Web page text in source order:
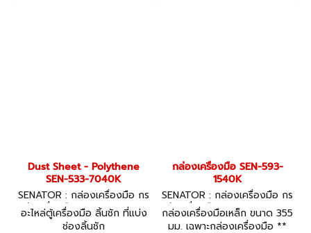
Dust Sheet - Polythene
SEN-533-7040K
SENATOR : กล่องเครื่องมือ กร
ะเป๋าเครื่องมือ SEN-533-7040
K
อะไหล่ตู้เครื่องมือ ลิ้นชัก ที่แบ่ง
ช่องลิ้นชัก
กล่องเครื่องมือ SEN-593-
1540K
SENATOR : กล่องเครื่องมือ กร
ะเป๋าเครื่องมือ SEN-593-1540K
กล่องเครื่องมือเหล็ก ขนาด 355
มม. เฉพาะกล่องเครื่องมือ **